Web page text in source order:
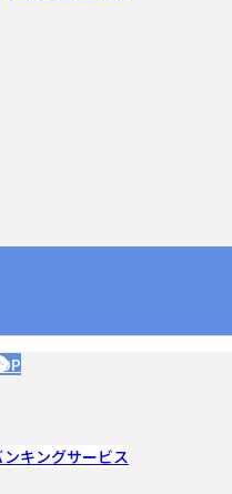
キングサービス